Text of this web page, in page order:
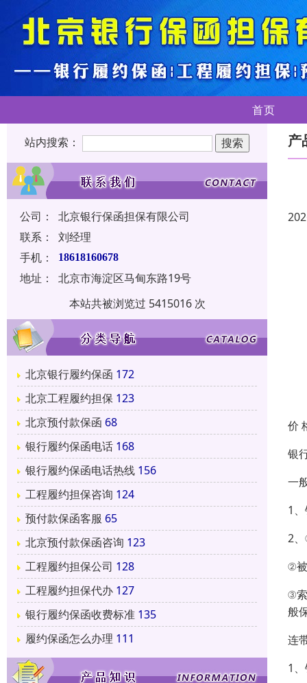
首页
站内搜索：
公司：
北京银行保函担保有限公司
联系：
刘经理
手机：
18618160678
地址：
北京市海淀区马甸东路19号
本站共被浏览过 5415016 次
北京银行履约保函 172
北京工程履约担保 123
北京预付款保函 68
银行履约保函电话 168
银行履约保函电话热线 156
工程履约担保咨询 124
预付款保函客服 65
北京预付款保函咨询 123
工程履约担保公司 128
工程履约担保代办 127
银行履约保函收费标准 135
履约保函怎么办理 111
产
价
银
一
1
2
②
③
般
连
1